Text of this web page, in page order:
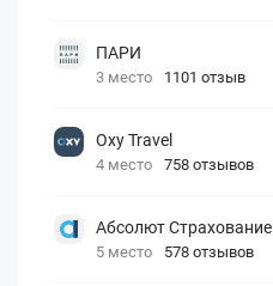
ПАРИ
3 место 1101 отзыв
Oxy Travel
4 место 758 отзывов
Абсолют Страхование
5 место 578 отзывов